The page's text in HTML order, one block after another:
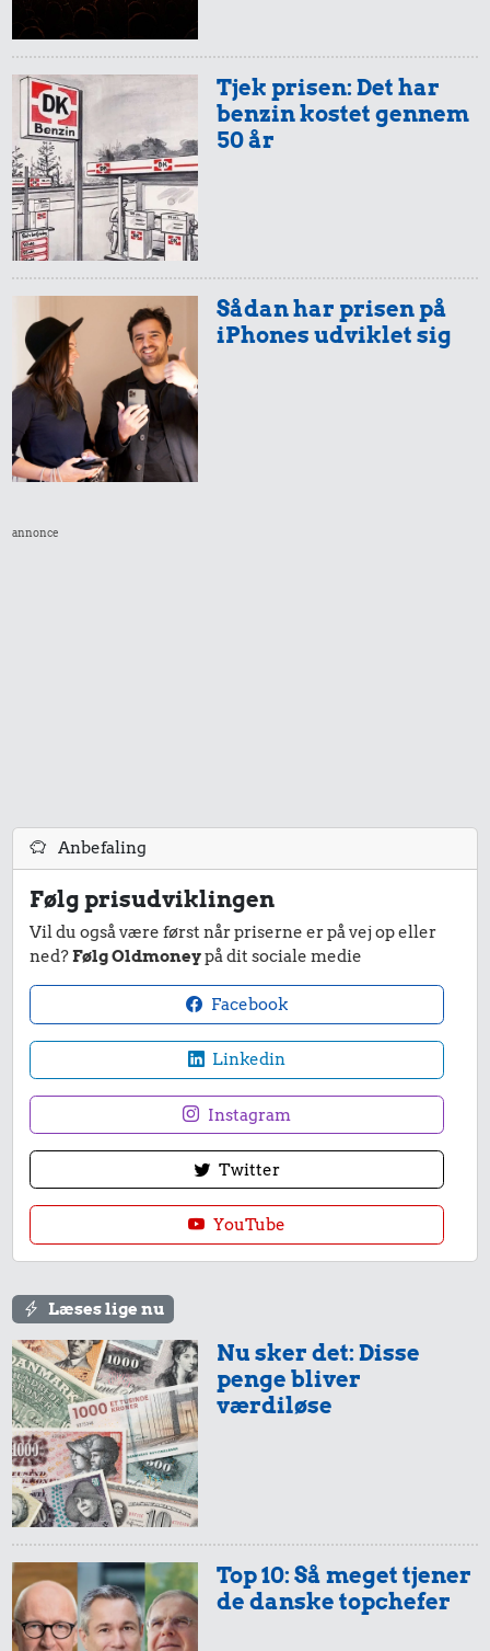
Tjek prisen: Det har
benzin kostet gennem
50 år
Sådan har prisen på
iPhones udviklet sig
annonce
Anbefaling
Følg prisudviklingen
Vil du også være først når priserne er på vej op eller
ned?Følg Oldmoneypå dit sociale medie
Facebook
Linkedin
Instagram
Twitter
YouTube
Læses lige nu
Nu sker det: Disse
penge bliver
værdiløse
Top 10: Så meget tjener
de danske topchefer